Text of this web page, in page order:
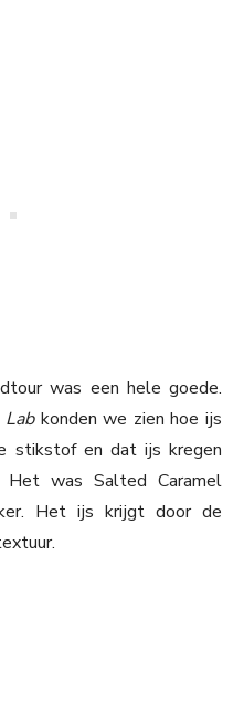
was een hele goede.
Lab konden we zien hoe ijs
stikstof en dat ijs kregen
was Salted Caramel
Het ijs krijgt door de